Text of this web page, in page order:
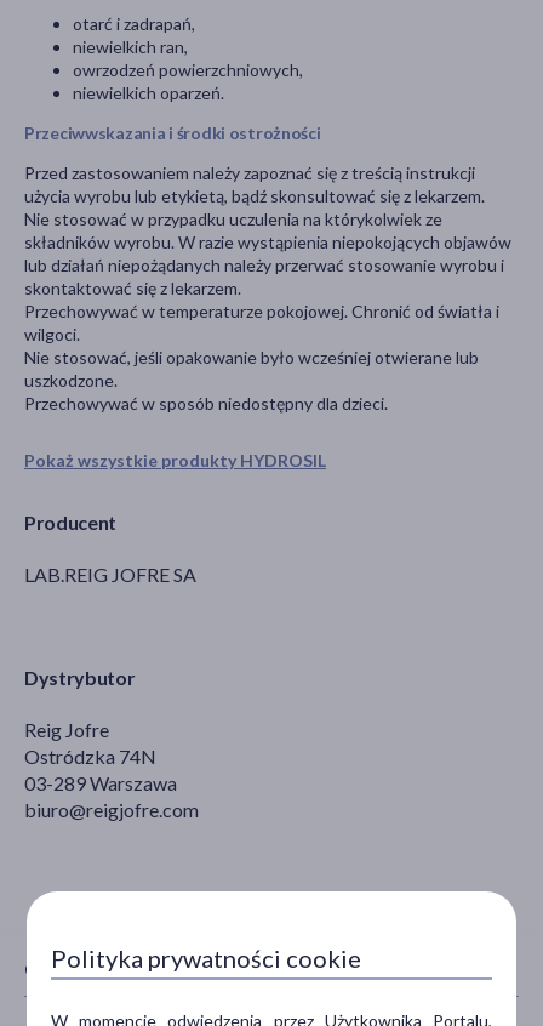
Pokaż wszystkie produkty HYDROSIL
Producent
LAB.REIG JOFRE SA
Dystrybutor
Reig Jofre
Ostródzka 74N
03-289 Warszawa
biuro@reigjofre.com
otarć i zadrapań,
niewielkich ran,
owrzodzeń powierzchniowych,
niewielkich oparzeń.
Przeciwwskazania i środki ostrożności
Przed zastosowaniem należy zapoznać się z treścią instrukcji
użycia wyrobu lub etykietą, bądź skonsultować się z lekarzem.
Nie stosować w przypadku uczulenia na którykolwiek ze
składników wyrobu. W razie wystąpienia niepokojących objawów
lub działań niepożądanych należy przerwać stosowanie wyrobu i
skontaktować się z lekarzem.
Przechowywać w temperaturze pokojowej. Chronić od światła i
wilgoci.
Nie stosować, jeśli opakowanie było wcześniej otwierane lub
uszkodzone.
Przechowywać w sposób niedostępny dla dzieci.
CECHY PRODUKTU
Polityka prywatności cookie
W momencie odwiedzenia przez Użytkownika Portalu,